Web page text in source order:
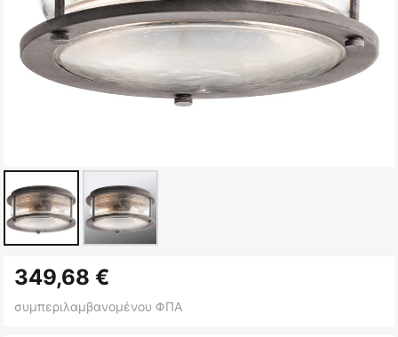
στην
αρχή
349,68 €
συμπεριλαμβανομένου ΦΠΑ